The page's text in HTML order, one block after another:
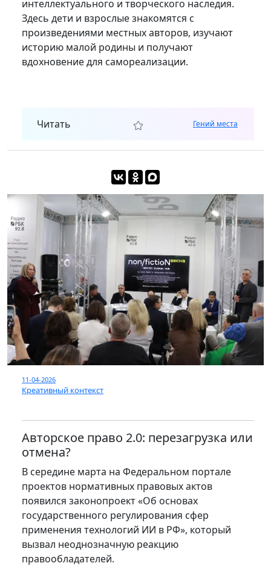
интеллектуального и творческого наследия.
Здесь дети и взрослые знакомятся с
произведениями местных авторов, изучают
историю малой родины и получают
вдохновение для самореализации.
Читать Гений места
11-04-2026
Креативный контекст
Авторское право 2.0: перезагрузка или
отмена?
В середине марта на Федеральном портале
проектов нормативных правовых актов
появился законопроект «Об основах
государственного регулирования сфер
применения технологий ИИ в РФ», который
вызвал неоднозначную реакцию
правообладателей.